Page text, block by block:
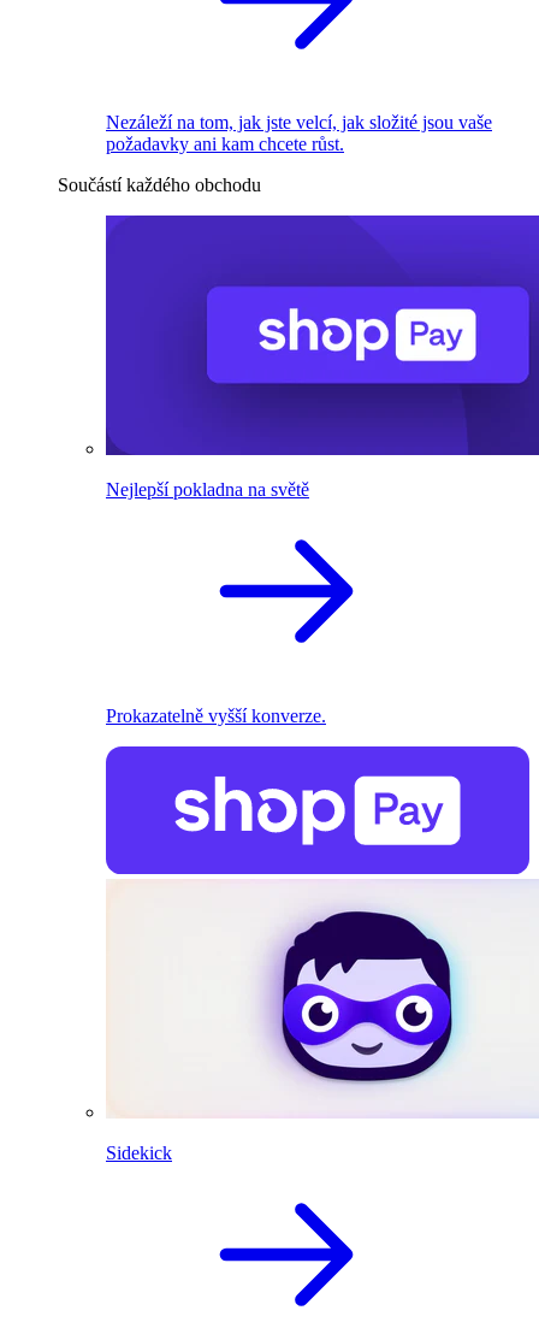
Nezáleží na tom, jak jste velcí, jak složité jsou vaše
požadavky ani kam chcete růst.
Součástí každého obchodu
Nejlepší pokladna na světě
Prokazatelně vyšší konverze.
Sidekick